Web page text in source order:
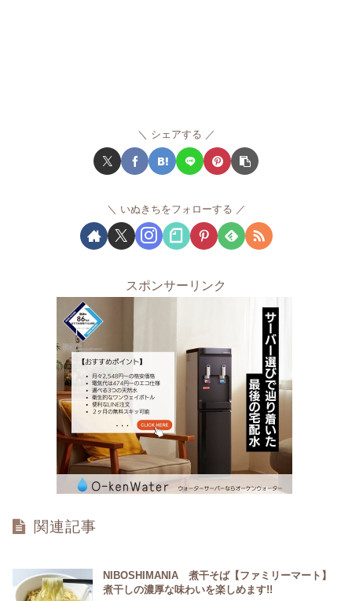
シェアする
いぬきちをフォローする
スポンサーリンク
関連記事
NIBOSHIMANIA 煮干そば【ファミリーマート】
煮干しの濃厚な味わいを楽しめます!!